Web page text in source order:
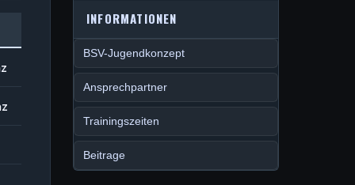
INFORMATIONEN
BSV-Jugendkonzept
Ansprechpartner
Trainingszeiten
Beitrage